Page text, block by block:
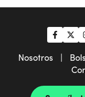
Nosotros |